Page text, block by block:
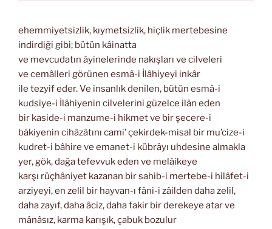
ehemmiyetsizlik, kıymetsizlik, hiçlik mertebesine
indirdiği gibi; bütün kâinatta
ve mevcudatın âyinelerinde nakışları ve cilveleri
ve cemâlleri görünen esmâ-i İlâhiyeyi inkâr
ile tezyif eder. Ve insanlık denilen, bütün esmâ-i
kudsiye-i İlâhiyenin cilvelerini güzelce ilân eden
bir kaside-i manzume-i hikmet ve bir şecere-i
bâkiyenin cihâzâtını cami’ çekirdek-misal bir mu’cize-i
kudret-i bâhire ve emanet-i kübrâyı uhdesine almakla
yer, gök, dağa tefevvuk eden ve melâikeye
karşı rüçhâniyet kazanan bir sahib-i mertebe-i hilâfet-i
arziyeyi, en zelil bir hayvan-ı fâni-i zâilden daha zelil,
daha zayıf, daha âciz, daha fakir bir derekeye atar ve
mânâsız, karma karışık, çabuk bozulur